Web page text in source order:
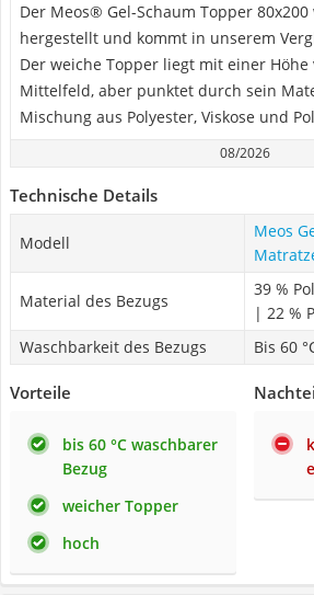
Der Meos® Gel-Schaum Topper
hergestellt und kommt in unserem
Der weiche Topper liegt mit einer Höhe
Mittelfeld, aber punktet durch sein
Mischung aus Polyester, Viskose und
08/2026
Technische Details
Modell
Meos
Material des Bezugs
39 %
| 22 %
Waschbarkeit des Bezugs
Bis 60
Vorteile
bis 60 °C waschbarer
Bezug
weicher Topper
hoch